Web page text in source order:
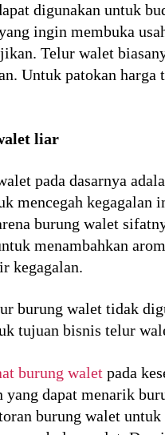
digunakan untuk
ingin membuka
Telur walet
Untuk patokan
liar
pada dasarnya
mencegah
burung walet
menambahkan
kegagalan.
burung walet tidak
tujuan bisnis telur
burung walet pada
dapat menarik
burung walet